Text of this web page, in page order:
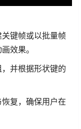
键帧或以批量帧
效果。
并根据形状键的
复，确保用户在